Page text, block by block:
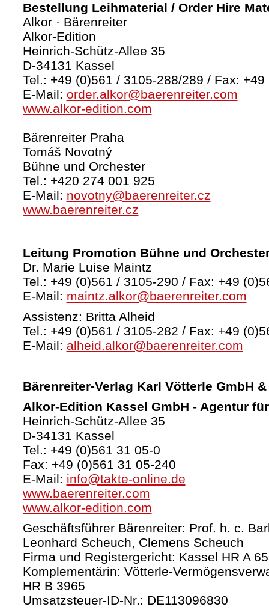
Bestellung Leihmaterial / Order Hire
Alkor · Bärenreiter
Alkor-Edition
Heinrich-Schütz-Allee 35
D-34131 Kassel
Tel.: +49 (0)561 / 3105-288/289 / Fax:
E-Mail: order.alkor@baerenreiter.com
www.alkor-edition.com
Bärenreiter Praha
Tomáš Novotný
Bühne und Orchester
Tel.: +420 274 001 925
E-Mail: novotny@baerenreiter.cz
www.baerenreiter.cz
Leitung Promotion Bühne und
Dr. Marie Luise Maintz
Tel.: +49 (0)561 / 3105-290 / Fax: +49
E-Mail: maintz.alkor@baerenreiter.com
Assistenz: Britta Alheid
Tel.: +49 (0)561 / 3105-282 / Fax: +49
E-Mail: alheid.alkor@baerenreiter.com
Bärenreiter-Verlag Karl Vötterle GmbH &
Alkor-Edition Kassel GmbH - Agentur
Heinrich-Schütz-Allee 35
D-34131 Kassel
Tel.: +49 (0)561 31 05-0
Fax: +49 (0)561 31 05-240
E-Mail: info@takte-online.de
www.baerenreiter.com
www.alkor-edition.com
Geschäftsführer Bärenreiter: Prof. h. c.
Leonhard Scheuch, Clemens Scheuch
Firma und Registergericht: Kassel HR A
Komplementärin: Vötterle-
HR B 3965
Umsatzsteuer-ID-Nr.: DE113096830